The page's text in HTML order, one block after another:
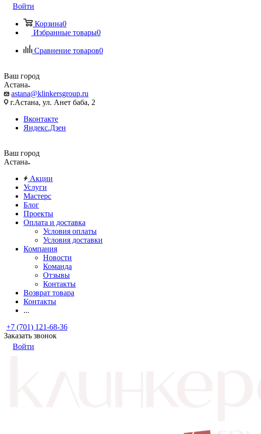
Войти
Корзина0
Избранные товары0
Сравнение товаров0
Ваш город
Астана
astana@klinkersgroup.ru
г.Астана, ул. Анет баба, 2
Вконтакте
Яндекс.Дзен
Ваш город
Астана
Акции
Услуги
Мастерс
Блог
Проекты
Оплата и доставка
Условия оплаты
Условия доставки
Компания
Новости
Команда
Отзывы
Контакты
Возврат товара
Контакты
...
+7 (701) 121-68-36
Заказать звонок
Войти